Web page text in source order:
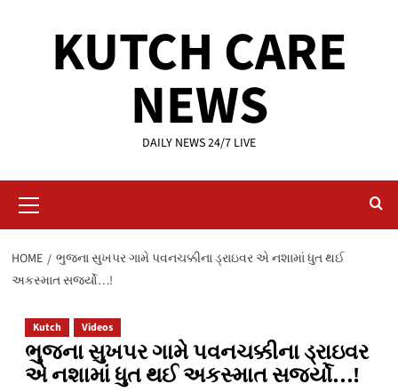
KUTCH CARE
NEWS
DAILY NEWS 24/7 LIVE
Menu
HOME
ભુજના સુખપર ગામે પવનચક્કીના ડ્રાઇવર એ નશામાં ધુત થઈ
અકસ્માત સર્જ્યો…!
Kutch Videos
ભુજના સુખપર ગામે પવનચક્કીના ડ્રાઇવર
એ નશામાં ધુત થઈ અકસ્માત સર્જ્યો…!